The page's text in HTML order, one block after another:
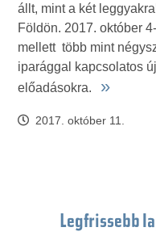
állt, mint a két
Földön. 2017. október
mellett több mint
iparággal kapcsolatos
előadásokra.
»
2017. október 11.
Legfrissebb